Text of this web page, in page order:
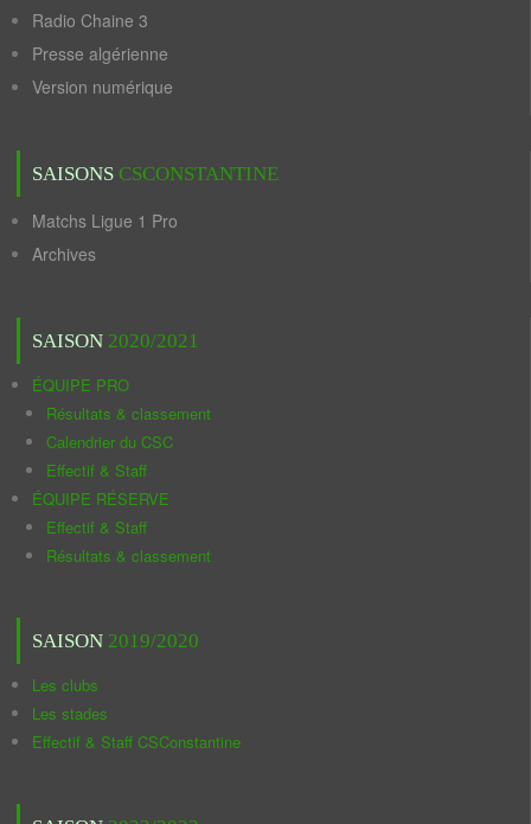
Radio Chaine 3
Presse algérienne
Version numérique
SAISONS CSCONSTANTINE
Matchs Ligue 1 Pro
Archives
SAISON 2020/2021
ÉQUIPE PRO
Résultats & classement
Calendrier du CSC
Effectif & Staff
ÉQUIPE RÉSERVE
Effectif & Staff
Résultats & classement
SAISON 2019/2020
Les clubs
Les stades
Effectif & Staff CSConstantine